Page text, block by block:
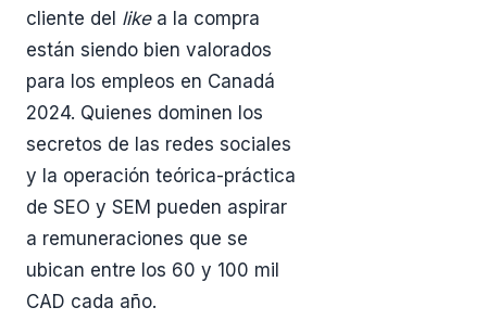
cliente del likea la compra
están siendo bien valorados
para los empleos en Canadá
2024. Quienes dominen los
secretos de las redes sociales
y la operación teórica-práctica
de SEO y SEM pueden aspirar
a remuneraciones que se
ubican entre los 60 y 100 mil
CAD cada año.